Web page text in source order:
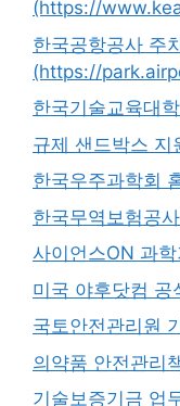
(https://
한국공항공사 주
(https://
한국기술교육대
규제 샌드박스 지
한국우주과학회
한국무역보험공
사이언스ON 과
미국 야후닷컴 공
국토안전관리원
의약품 안전관리
기술보증기금 업